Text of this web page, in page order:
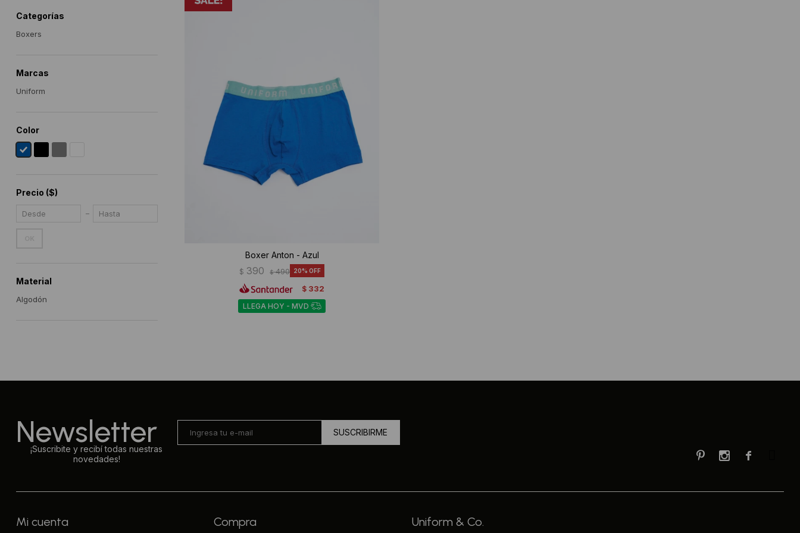
Boxer Anton - Azul
$ 390 $ 490 20
$ 332
LLEGA HOY - MVD
Categorías
Boxers
Marcas
Uniform
Color
Precio ($)
Material
Algodón
Newsletter
¡Suscribite y recibí todas nuestras
novedades!
SUSCRIBIRME

 
Mi cuenta Compra Uniform & Co.